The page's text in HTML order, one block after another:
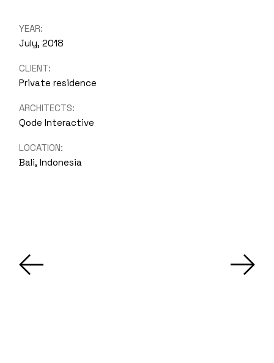
YEAR:
July, 2018
CLIENT:
Private residence
ARCHITECTS:
Qode Interactive
LOCATION:
Bali, Indonesia